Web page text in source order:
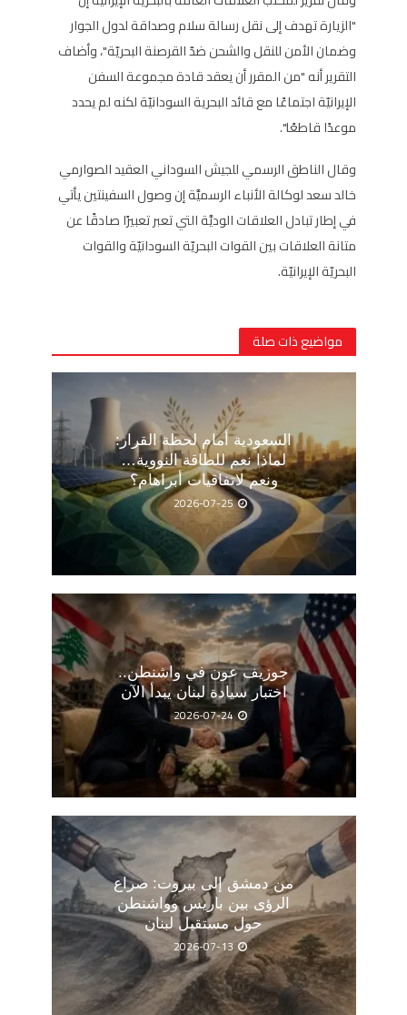
"الزيارة تهدف إلى نقل رسالة سلام وصداقة لدول الجوار
وضمان الأمن للنقل والشحن ضدّ القرصنة البحريّة"، وأضاف
التقرير أنه "من المقرر أن يعقد قادة مجموعة السفن
الإيرانيّة اجتماعًا مع قائد البحرية السودانيّة لكنه لم يحدد
موعدًا قاطعًا".
وقال الناطق الرسمي للجيش السوداني العقيد الصوارمي
خالد سعد لوكالة الأنباء الرسميَّة إن وصول السفينتين يأتي
في إطار تبادل العلاقات الوديَّة التي تعبر تعبيرًا صادقًا عن
متانة العلاقات بين القوات البحريّة السودانيّة والقوات
البحريّة الإيرانيّة.
مواضيع ذات صلة
السعودية أمام لحظة القرار:
لماذا نعم للطاقة النووية…
ونعم لاتفاقيات أبراهام؟
2026-07-25
جوزيف عون في واشنطن..
اختبار سيادة لبنان يبدأ الآن
2026-07-24
من دمشق إلى بيروت: صراع
الرؤى بين باريس وواشنطن
حول مستقبل لبنان
2026-07-13